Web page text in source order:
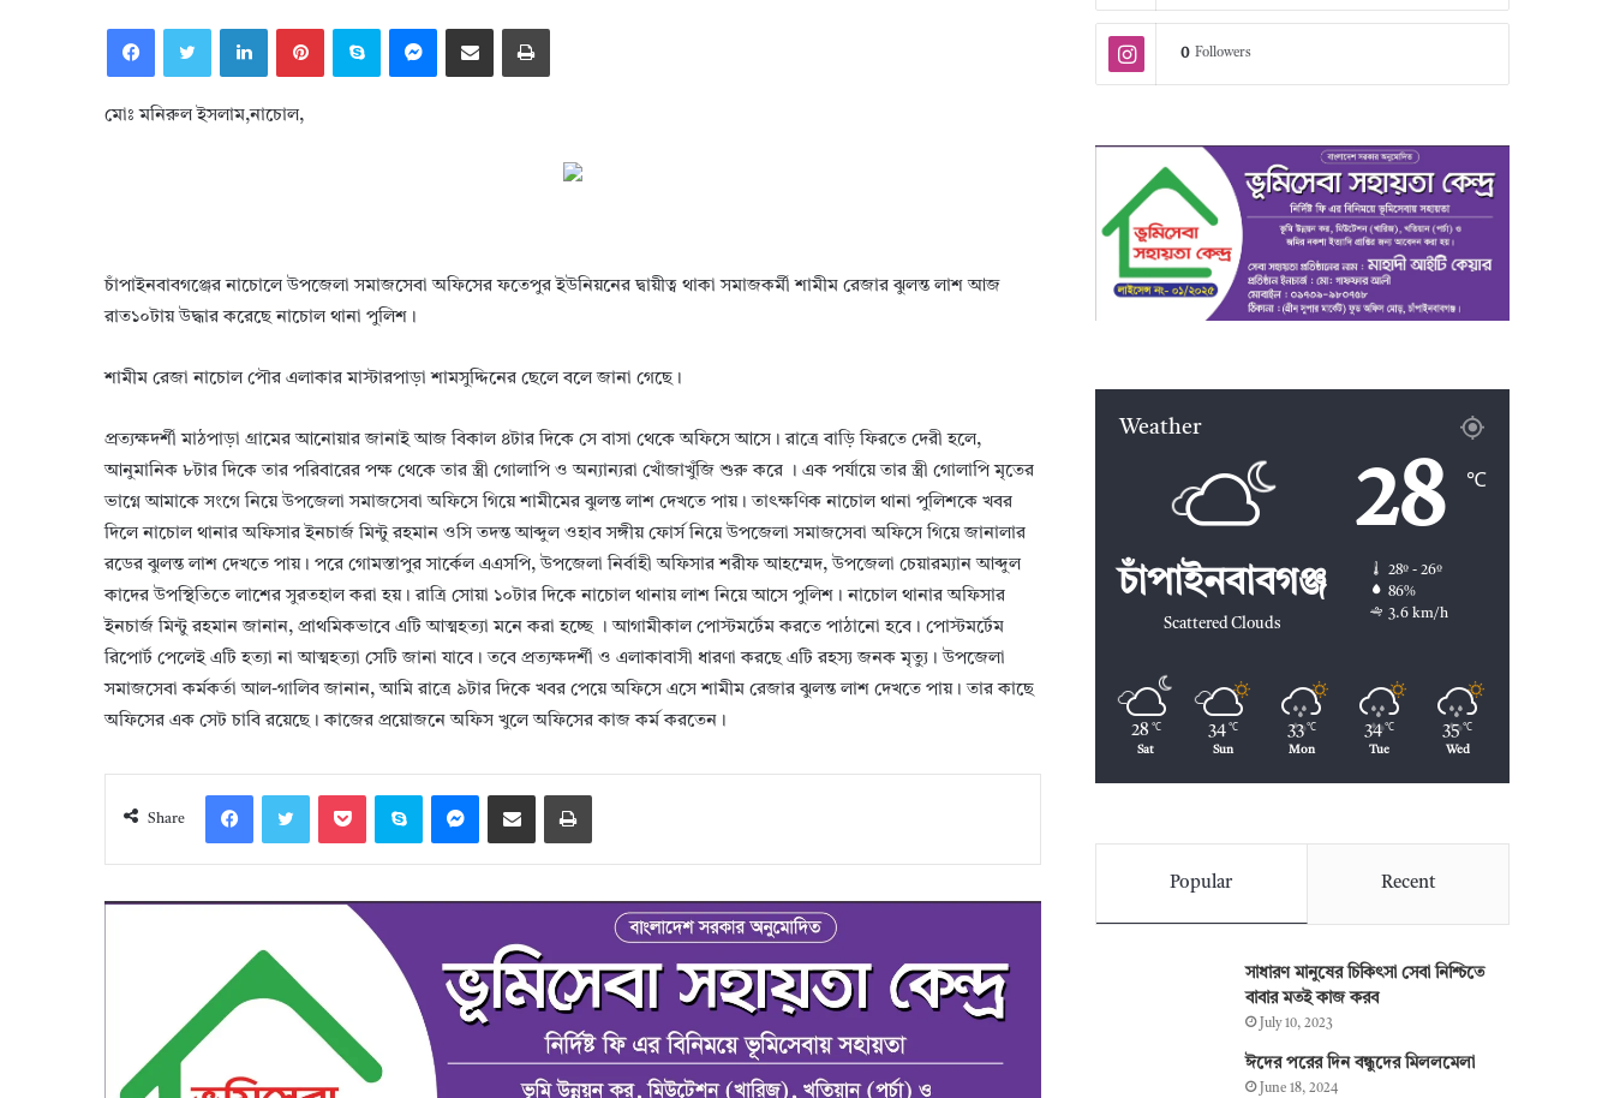
FacebookTwitter LinkedInPinterestSkype MessengerShare via Email Print
মোঃ মনিরুল ইসলাম,নাচোল,
চাঁপাইনবাবগঞ্জের নাচোলে উপজেলা সমাজসেবা অফিসের ফতেপুর ইউনিয়নের দ্বায়ীত্ব থাকা সমাজকর্মী শামীম রেজার ঝুলন্ত লাশ আজ
রাত১০টায় উদ্ধার করেছে নাচোল থানা পুলিশ।
শামীম রেজা নাচোল পৌর এলাকার মাস্টারপাড়া শামসুদ্দিনের ছেলে বলে জানা গেছে।
প্রত্যক্ষদর্শী মাঠপাড়া গ্রামের আনোয়ার জানাই আজ বিকাল ৪টার দিকে সে বাসা থেকে অফিসে আসে। রাত্রে বাড়ি ফিরতে দেরী হলে,
আনুমানিক ৮টার দিকে তার পরিবারের পক্ষ থেকে তার স্ত্রী গোলাপি ও অন্যান্যরা খোঁজাখুঁজি শুরু করে । এক পর্যায়ে তার স্ত্রী গোলাপি মৃতের
ভাগ্নে আমাকে সংগে নিয়ে উপজেলা সমাজসেবা অফিসে গিয়ে শামীমের ঝুলন্ত লাশ দেখতে পায়। তাৎক্ষণিক নাচোল থানা পুলিশকে খবর
দিলে নাচোল থানার অফিসার ইনচার্জ মিন্টু রহমান ওসি তদন্ত আব্দুল ওহাব সঙ্গীয় ফোর্স নিয়ে উপজেলা সমাজসেবা অফিসে গিয়ে জানালার
রডের ঝুলন্ত লাশ দেখতে পায়। পরে গোমস্তাপুর সার্কেল এএসপি, উপজেলা নির্বাহী অফিসার শরীফ আহম্মেদ, উপজেলা চেয়ারম্যান আব্দুল
কাদের উপস্থিতিতে লাশের সুরতহাল করা হয়। রাত্রি সোয়া ১০টার দিকে নাচোল থানায় লাশ নিয়ে আসে পুলিশ। নাচোল থানার অফিসার
ইনচার্জ মিন্টু রহমান জানান, প্রাথমিকভাবে এটি আত্মহত্যা মনে করা হচ্ছে । আগামীকাল পোস্টমর্টেম করতে পাঠানো হবে। পোস্টমর্টেম
রিপোর্ট পেলেই এটি হত্যা না আত্মহত্যা সেটি জানা যাবে। তবে প্রত্যক্ষদর্শী ও এলাকাবাসী ধারণা করছে এটি রহস্য জনক মৃত্যু। উপজেলা
সমাজসেবা কর্মকর্তা আল-গালিব জানান, আমি রাত্রে ৯টার দিকে খবর পেয়ে অফিসে এসে শামীম রেজার ঝুলন্ত লাশ দেখতে পায়। তার কাছে
অফিসের এক সেট চাবি রয়েছে। কাজের প্রয়োজনে অফিস খুলে অফিসের কাজ কর্ম করতেন।
Share
FacebookTwitter Pocket Skype MessengerShare via Email Print
0 Followers
Weather
চাঁপাইনবাবগঞ্জ
Scattered Clouds
28 ℃
28º - 26º
86%
3.6 km/h
28 ℃
Sat
34 ℃
Sun
33 ℃
Mon
34 ℃
Tue
35 ℃
Wed
Popular Recent
সাধারণ মানুষের চিকিৎসা সেবা নিশ্চিতে
বাবার মতই কাজ করব
July 10, 2023
ঈদের পরের দিন বন্ধুদের মিললমেলা
June 18, 2024